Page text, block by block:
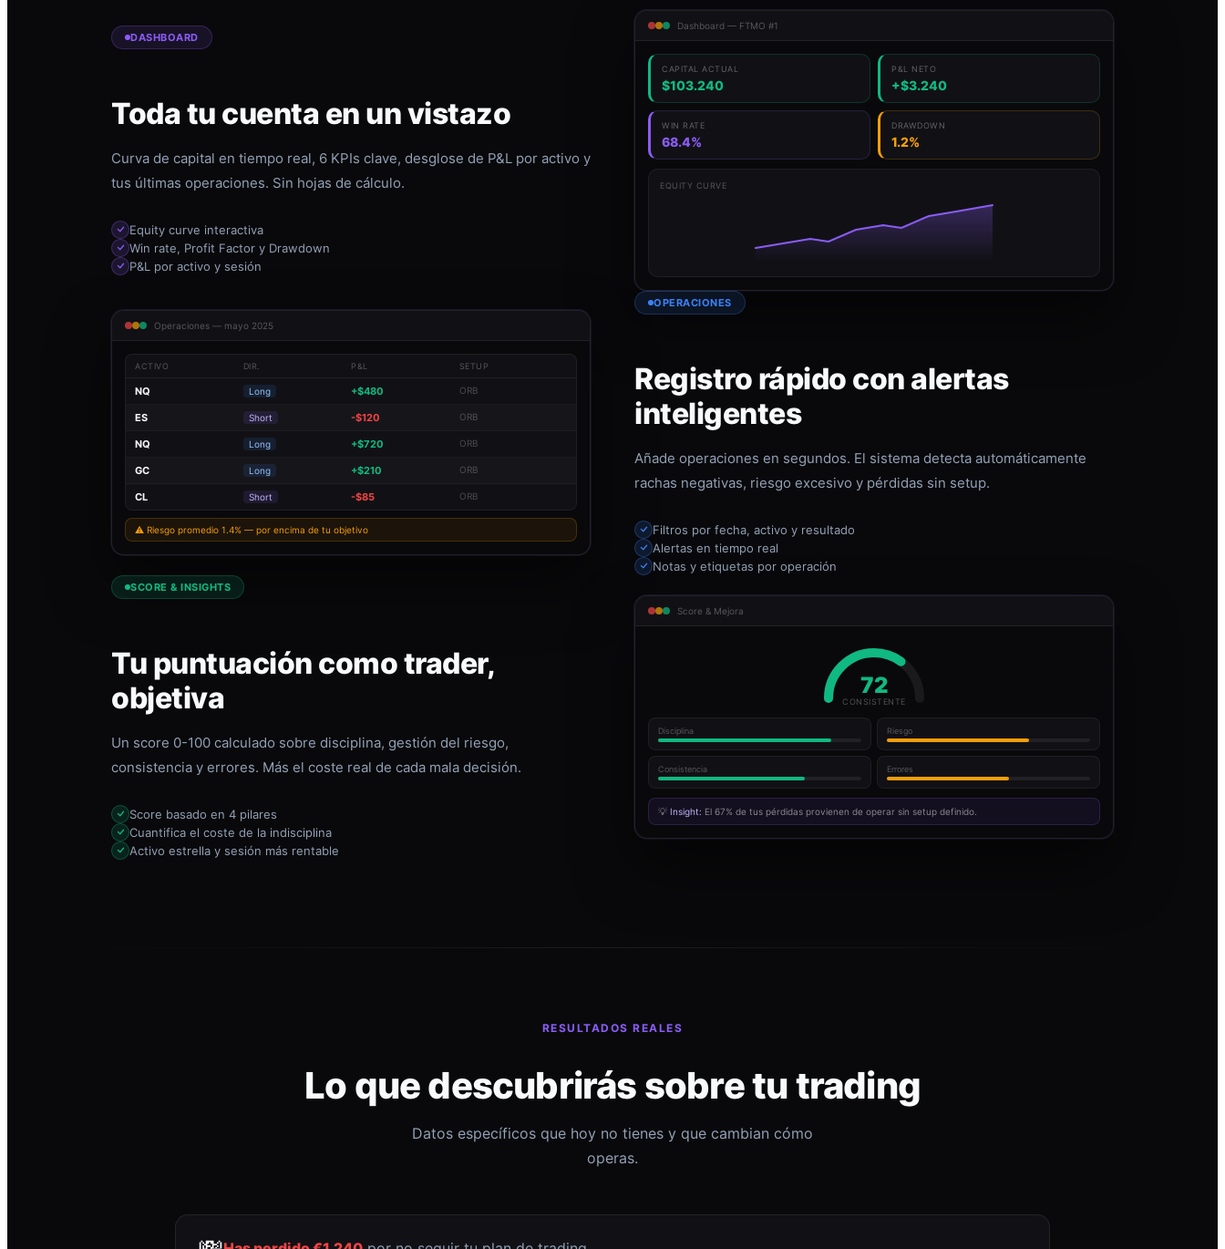
DASHBOARD
Toda tu cuenta en un vistazo
Curva de capital en tiempo real, 6 KPIs clave, desglose de P&L por activo y
tus últimas operaciones. Sin hojas de cálculo.
Equity curve interactiva
Win rate, Profit Factor y Drawdown
P&L por activo y sesión
Dashboard — FTMO #1
CAPITAL ACTUAL
$103.240
P&L NETO
+$3.240
WIN RATE
68.4%
DRAWDOWN
1.2%
EQUITY CURVE
Operaciones — mayo 2025
ACTIVO DIR. P&L SETUP
NQ Long +$480 ORB
ES Short -$120 ORB
NQ Long +$720 ORB
GC Long +$210 ORB
CL Short -$85 ORB
⚠ Riesgo promedio 1.4% — por encima de tu objetivo
OPERACIONES
Registro rápido con alertas
inteligentes
Añade operaciones en segundos. El sistema detecta automáticamente
rachas negativas, riesgo excesivo y pérdidas sin setup.
Filtros por fecha, activo y resultado
Alertas en tiempo real
Notas y etiquetas por operación
SCORE & INSIGHTS
Tu puntuación como trader,
objetiva
Un score 0-100 calculado sobre disciplina, gestión del riesgo,
consistencia y errores. Más el coste real de cada mala decisión.
Score basado en 4 pilares
Cuantifica el coste de la indisciplina
Activo estrella y sesión más rentable
Score & Mejora
72
CONSISTENTE
Disciplina Riesgo
Consistencia Errores
💡 Insight: El 67% de tus pérdidas provienen de operar sin setup definido.
RESULTADOS REALES
Lo que descubrirás sobre tu trading
Datos específicos que hoy no tienes y que cambian cómo
operas.